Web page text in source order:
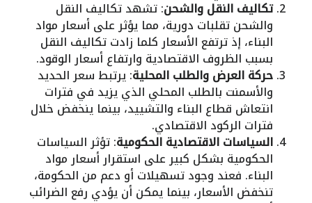
تكاليف النقل والشحن: تشهد تكاليف النقل
والشحن تقلبات دورية، مما يؤثر على أسعار مواد
البناء، إذ ترتفع الأسعار كلما زادت تكاليف النقل
بسبب الظروف الاقتصادية وارتفاع أسعار الوقود.
حركة العرض والطلب المحلية: يرتبط سعر الحديد
والأسمنت بالطلب المحلي الذي يزيد في فترات
انتعاش قطاع البناء والتشييد، بينما ينخفض خلال
فترات الركود الاقتصادي.
السياسات الاقتصادية الحكومية: تؤثر السياسات
الحكومية بشكل كبير على استقرار أسعار مواد
البناء. فعند وجود تسهيلات أو دعم من الحكومة،
تنخفض الأسعار، بينما يمكن أن يؤدي رفع الضرائب